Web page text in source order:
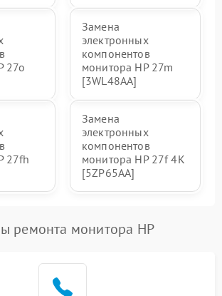
27o
Замена
электронных
компонентов
монитора HP 27m
[3WL48AA]
27fh
Замена
электронных
компонентов
монитора HP 27f 4K
[5ZP65AA]
ремонта монитора HP